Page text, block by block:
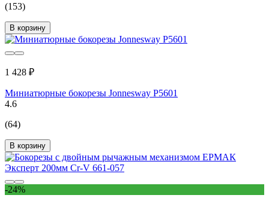
(153)
В корзину
1 428 ₽
Миниатюрные бокорезы Jonnesway P5601
4.6
(64)
В корзину
-24%